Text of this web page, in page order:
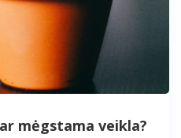
mėgstama veikla?